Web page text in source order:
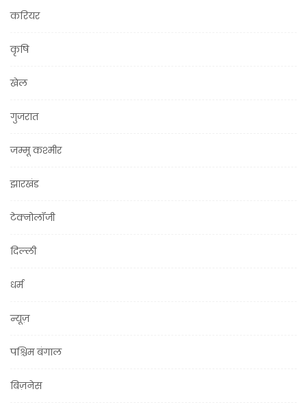
करियर
कृषि
खेल
गुजरात
जम्मू कश्मीर
झारखंड
टेक्नोलॉजी
दिल्ली
धर्म
न्यूज़
पश्चिम बंगाल
बिज़नेस